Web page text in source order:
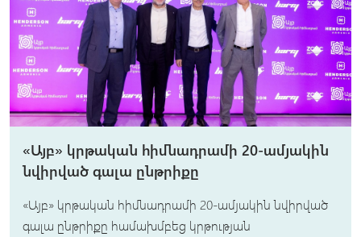
«Այբ» կրթական հիմնադրամի 20-ամյակին
նվիրված գալա ընթրիքը
«Այբ» կրթական հիմնադրամի 20-ամյակին նվիրված
գալա ընթրիքը համախմբեց կրթության